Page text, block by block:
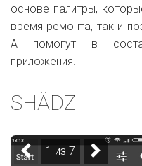
основе палитры,
время ремонта, так и
А помогут в
приложения.
SHÄDZ
1 из 7